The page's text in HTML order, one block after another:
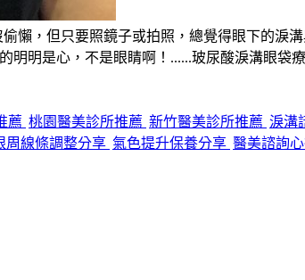
懶，但只要照鏡子或拍照，總覺得眼下的淚
明明是心，不是眼睛啊！......玻尿酸淚溝眼
薦 桃園醫美診所推薦 新竹醫美診所推薦 淚溝
周線條調整分享 氣色提升保養分享 醫美諮詢